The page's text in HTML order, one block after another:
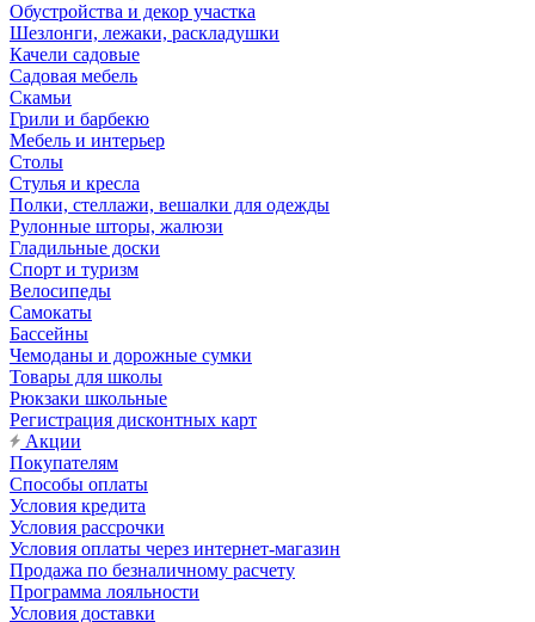
Обустройства и декор участка
Шезлонги, лежаки, раскладушки
Качели садовые
Садовая мебель
Скамьи
Грили и барбекю
Мебель и интерьер
Столы
Стулья и кресла
Полки, стеллажи, вешалки для одежды
Рулонные шторы, жалюзи
Гладильные доски
Спорт и туризм
Велосипеды
Самокаты
Бассейны
Чемоданы и дорожные сумки
Товары для школы
Рюкзаки школьные
Регистрация дисконтных карт
Акции
Покупателям
Способы оплаты
Условия кредита
Условия рассрочки
Условия оплаты через интернет-магазин
Продажа по безналичному расчету
Программа лояльности
Условия доставки